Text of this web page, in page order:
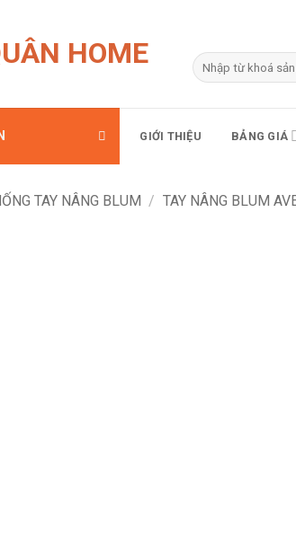
Tìm
kiếm:
GIỚI THIỆU BẢNG GIÁ
TAY NÂNG BLUM / TAY NÂNG BLUM